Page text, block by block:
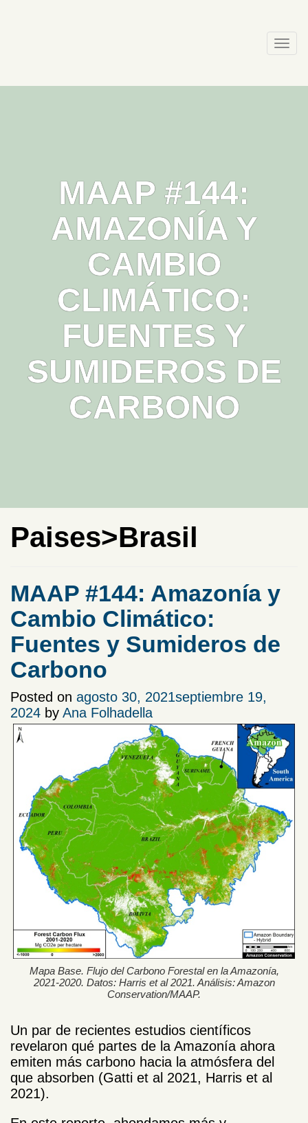
MAAP #144:
AMAZONÍA Y
CAMBIO
CLIMÁTICO:
FUENTES Y
SUMIDEROS DE
CARBONO
Paises>Brasil
MAAP #144: Amazonía y
Cambio Climático:
Fuentes y Sumideros de
Carbono
Posted on agosto 30, 2021septiembre 19,
2024 by Ana Folhadella
Mapa Base. Flujo del Carbono Forestal en la Amazonía,
2021-2020. Datos: Harris et al 2021. Análisis: Amazon
Conservation/MAAP.
Un par de recientes estudios científicos
revelaron qué partes de la Amazonía ahora
emiten más carbono hacia la atmósfera del
que absorben (Gatti et al 2021, Harris et al
2021).